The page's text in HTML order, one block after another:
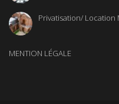
Privatisation/ Location
MENTION LÉGALE